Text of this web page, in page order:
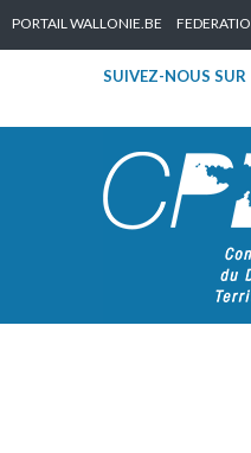
PORTAIL WALLONIE.BE
SUIVEZ-NOUS SUR